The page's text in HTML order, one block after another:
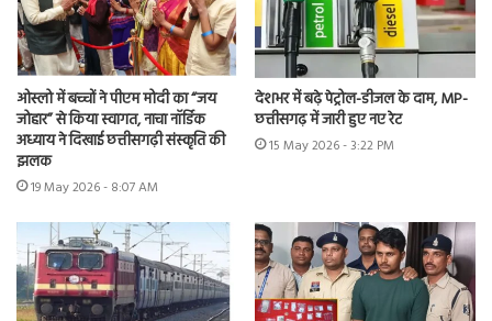
ओस्लो में बच्चों ने पीएम मोदी का “जय
जोहार” से किया स्वागत, नाचा नॉर्डिक
अध्याय ने दिखाई छत्तीसगढ़ी संस्कृति की
झलक
19 May 2026 - 8:07 AM
देशभर में बढ़े पेट्रोल-डीजल के दाम, MP-
छत्तीसगढ़ में जारी हुए नए रेट
15 May 2026 - 3:22 PM